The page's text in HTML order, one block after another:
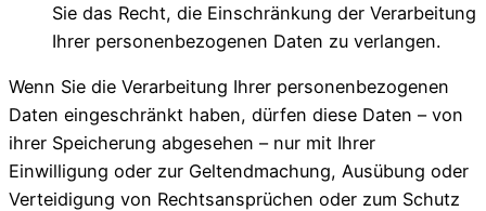
Sie das Recht, die Einschränkung der Verarbeitung
Ihrer personenbezogenen Daten zu verlangen.
Wenn Sie die Verarbeitung Ihrer personenbezogenen
Daten eingeschränkt haben, dürfen diese Daten – von
ihrer Speicherung abgesehen – nur mit Ihrer
Einwilligung oder zur Geltendmachung, Ausübung oder
Verteidigung von Rechtsansprüchen oder zum Schutz